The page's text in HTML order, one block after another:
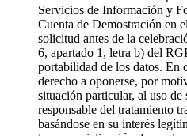
Servicios de Información y
Cuenta de Demostración en
solicitud antes de la
6, apartado 1, letra b) del
portabilidad de los datos. En
derecho a oponerse, por
situación particular, al uso de
responsable del tratamiento
basándose en su interés